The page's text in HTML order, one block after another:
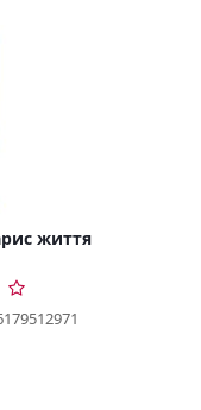
життя